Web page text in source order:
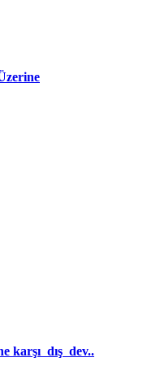
karşı dış dev..